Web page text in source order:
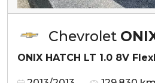
Chevrolet
ONIX HATCH LT 1.0 8V